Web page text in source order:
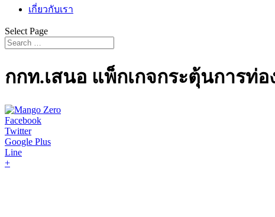
เกี่ยวกับเรา
Select Page
กกท.เสนอ แพ็กเกจกระตุ้นการท่
Facebook
Twitter
Google Plus
Line
+